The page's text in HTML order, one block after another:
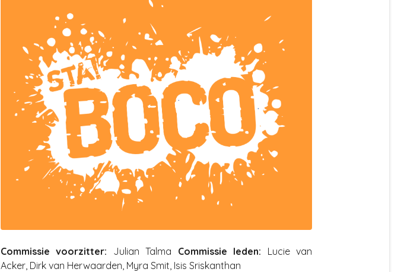
Commissie voorzitter: Julian Talma Commissie leden: Lucie van
Acker, Dirk van Herwaarden, Myra Smit, Isis Sriskanthan